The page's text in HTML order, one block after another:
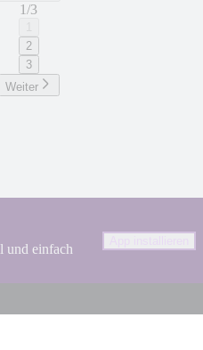
1/3
2
3
Weiter
und einfach